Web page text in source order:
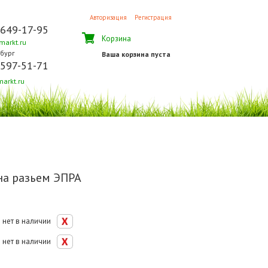
17-95
51-71
Авторизация Регистрация
Корзина
Ваша корзина пуста
разьем ЭПРА
нет в наличии
нет в наличии